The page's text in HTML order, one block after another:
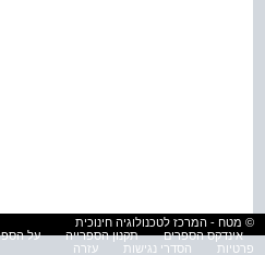
© מטח - המרכז לטכנולוגיה חינוכית
אינדקס הספרים
תקנון הספרייה על
פרטיות
הסדרי נגישות עזרה